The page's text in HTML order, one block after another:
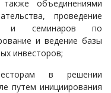
объединениями
проведение
и семинаров по
и ведение базы
инвесторов;
в решении
путем инициирования